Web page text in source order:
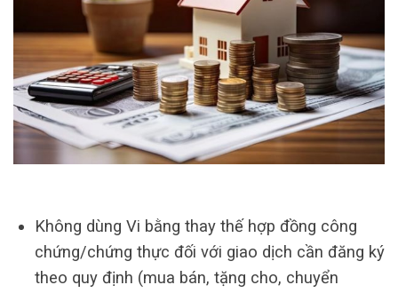
Không dùng Vi bằng thay thế hợp đồng công
chứng/chứng thực đối với giao dịch cần đăng ký
theo quy định (mua bán, tặng cho, chuyển